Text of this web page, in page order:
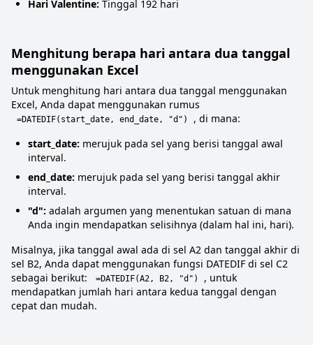
Hari Valentine: Tinggal 192 hari
Menghitung berapa hari antara dua tanggal
menggunakan Excel
Untuk menghitung hari antara dua tanggal menggunakan
Excel, Anda dapat menggunakan rumus
=DATEDIF(start_date, end_date, "d")
, di mana:
start_date: merujuk pada sel yang berisi tanggal awal
interval.
end_date: merujuk pada sel yang berisi tanggal akhir
interval.
"d": adalah argumen yang menentukan satuan di mana
Anda ingin mendapatkan selisihnya (dalam hal ini, hari).
Misalnya, jika tanggal awal ada di sel A2 dan tanggal akhir di
sel B2, Anda dapat menggunakan fungsi DATEDIF di sel C2
sebagai berikut:
=DATEDIF(A2, B2, "d")
, untuk
mendapatkan jumlah hari antara kedua tanggal dengan
cepat dan mudah.